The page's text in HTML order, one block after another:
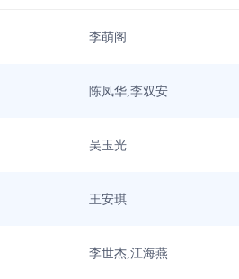
李萌阁
陈凤华,李双安
吴玉光
王安琪
李世杰,江海燕